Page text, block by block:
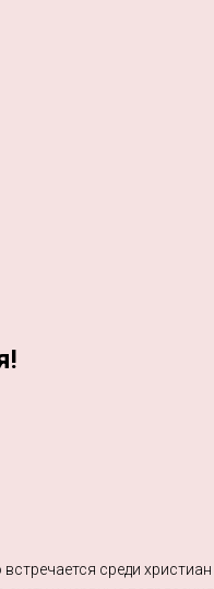
среди христиан